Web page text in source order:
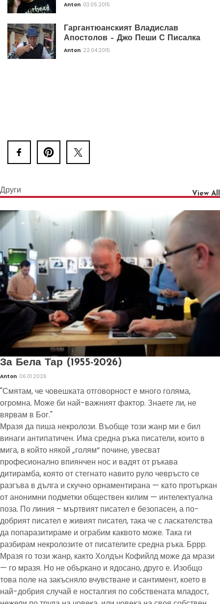
Anton 03.05.2015
Гаргантюанският Владислав
Апостолов – Джо Пеши С Писалка
Anton 22.04.2015
Други View All
За Бела Тар (1955-2026)
Anton 06.01.2026
"Смятам, че човешката отговорност е много голяма,
огромна. Може би най-важният фактор. Знаете ли, не
вярвам в Бог."
Мразя да пиша некролози. Въобще този жанр ми е бил
винаги антипатичен. Има средна ръка писатели, които в
мига, в който някой „голям“ почине, увесват
професионално впиянчен нос и вадят от ръкава
дитирамба, която от стегнато навито руло чевръсто се
разгъва в дълга и скучно орнаментирана — като протъркан
от анонимни подметки обществен килим — интелектуална
поза. По линия – мъртвият писател е безопасен, а по-
добрият писател е живият писател, така че с ласкателства
да попаразитираме и ограбим каквото може. Така ги
разбирам некролозите от писателите средна ръка. Бррр.
Мразя го този жанр, както Холдън Кофийлд може да мрази
— го мразя. Но не объркано и ядосано, друго е. Изобщо
това поле на закъсняло вчувстване и сантимент, което в
най-добрия случай е носталгия по собствената младост,